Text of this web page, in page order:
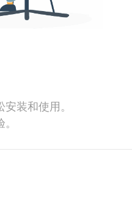
装和使用。